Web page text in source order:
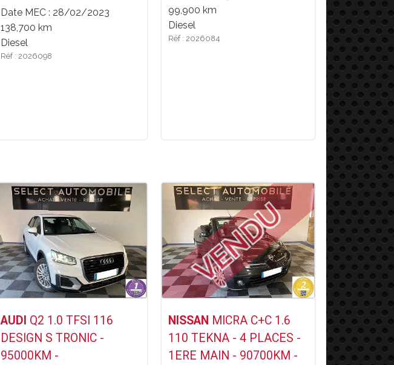
Date MEC : 28/02/2023
138,700 km
Diesel
Réf : 2026098
99,900 km
Diesel
Réf : 2026084
Voir ce Véhicule
AUDI Q2 1.0 TFSI 116
DESIGN S TRONIC -
95000KM -
Voir ce Véhicule
NISSAN MICRA C+C 1.6
110 TEKNA - 4 PLACES -
1ERE MAIN - 90700KM -